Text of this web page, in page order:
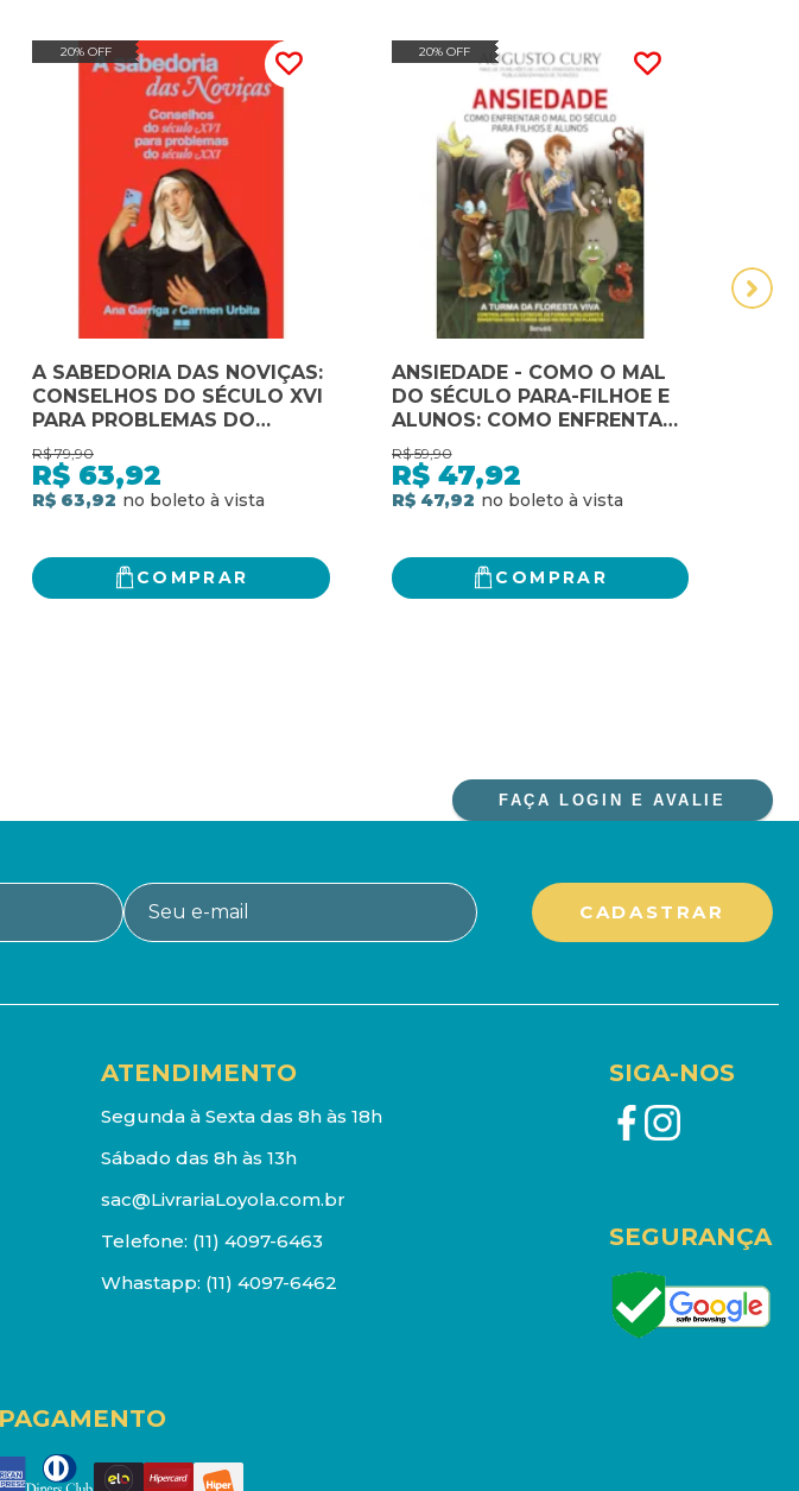
20% OFF
A SABEDORIA DAS NOVIÇAS:
CONSELHOS DO SÉCULO XVI
PARA PROBLEMAS DO
SÉCULO XXI
R$ 79,90
R$ 63,92
R$ 63,92
COMPRAR
20% OFF
ANSIEDADE - COMO O MAL
DO SÉCULO PARA-FILHOE E
ALUNOS: COMO ENFRENTAR
O MAL DO SÉCULO PARA
FILHOS E ALUNOS
R$ 59,90
R$ 47,92
R$ 47,92
COMPRAR
FAÇA LOGIN E AVALIE
ATENDIMENTO
Segunda à Sexta das 8h às 18h
Sábado das 8h às 13h
sac@LivrariaLoyola.com.br
Telefone: (11) 4097-6463
Whastapp: (11) 4097-6462
SIGA-NOS
SEGURANÇA